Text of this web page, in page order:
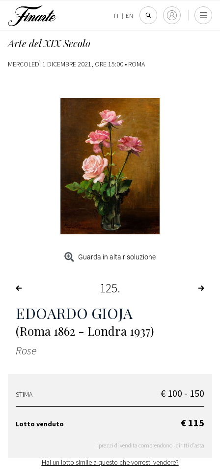
IT | EN
Arte del XIX Secolo
MERCOLEDÌ 1 DICEMBRE 2021, ORE 15:00 • ROMA
Guarda in alta risoluzione
125
EDOARDO GIOJA
(Roma 1862 - Londra 1937)
Rose
STIMA € 100 - 150
Lotto venduto € 115
I prezzi di vendita comprendono i diritti d'asta
Hai un lotto simile a questo che vorresti vendere?